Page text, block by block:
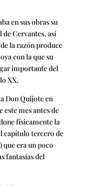
en sus obras su
Cervantes, así
la razón produce
con la que su
importante del
XX.
Don Quijote en
este mes antes de
físicamente la
capítulo tercero de
que era un poco
fantasías del